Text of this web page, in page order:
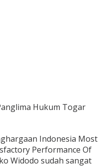
Hukum Togar
Indonesia Most
Performance Of
Widodo sudah sangat